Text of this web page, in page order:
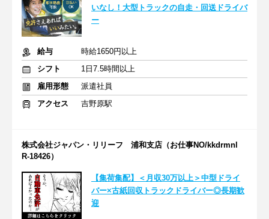
いなし！大型トラックの自走・回送ドライバ
ー
給与
時給1650円以上
シフト
1日7.5時間以上
雇用形態
派遣社員
アクセス
吉野原駅
株式会社ジャパン・リリーフ 浦和支店（お仕事NO/kkdrmnl
R-18426）
【集荷集配】＜月収30万以上＞中型ドライ
バー×古紙回収トラックドライバー◎長期歓
迎